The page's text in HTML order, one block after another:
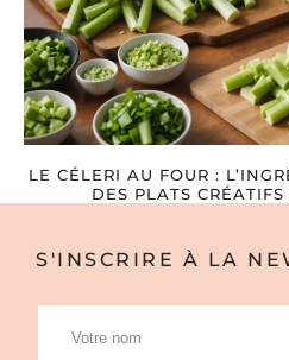
LE CÉLERI AU FOUR :
DES PLATS
S'INSCRIRE À LA